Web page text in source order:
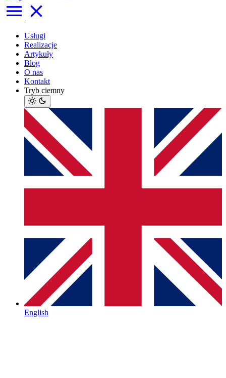
Usługi
Realizacje
Artykuły
Blog
O nas
Kontakt
Tryb ciemny
English